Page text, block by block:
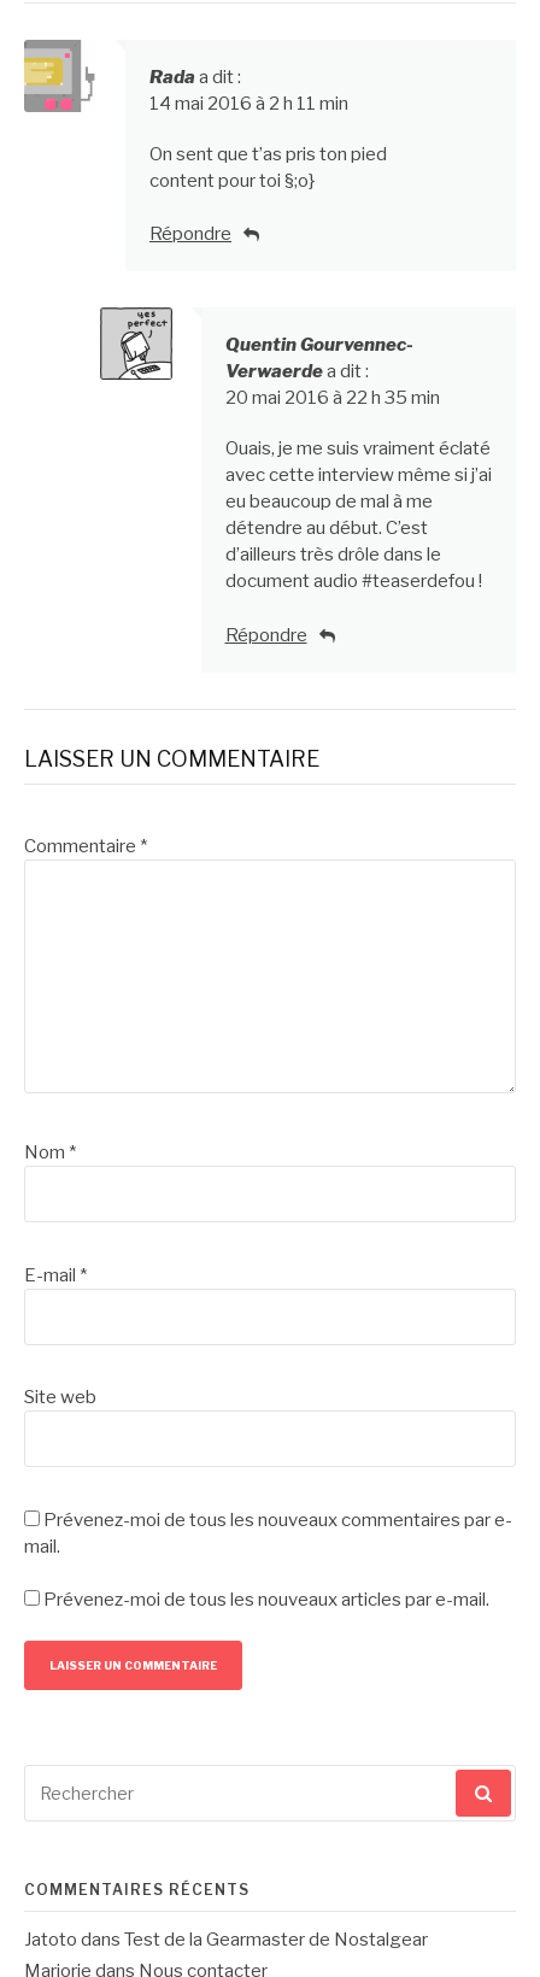
Rada a dit :
14 mai 2016 à 2 h 11 min
On sent que t’as pris ton pied
content pour toi §;o}
Répondre
Quentin Gourvennec-
Verwaerdea dit :
20 mai 2016 à 22 h 35 min
Ouais, je me suis vraiment éclaté
avec cette interview même si j’ai
eu beaucoup de mal à me
détendre au début. C’est
d’ailleurs très drôle dans le
document audio #teaserdefou !
Répondre
LAISSER UN COMMENTAIRE
Commentaire *
Nom *
E-mail *
Site web
Prévenez-moi de tous les nouveaux commentaires par e-
mail.
Prévenez-moi de tous les nouveaux articles par e-mail.
pour
COMMENTAIRES RÉCENTS
Jatoto dans Test de la Gearmaster de Nostalgear
Marjorie dans Nous contacter